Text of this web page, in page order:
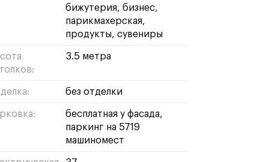
бижутерия бизнес
парикмахерская
продукты сувениры
3.5 метра
без отделки
бесплатная у фасада,
паркинг на 5719
машиномест